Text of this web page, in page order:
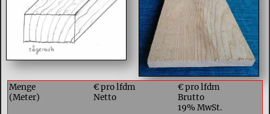
Menge
(Meter)
€ pro lfdm
Netto
€ pro lfdm
Brutto
19% MwSt.